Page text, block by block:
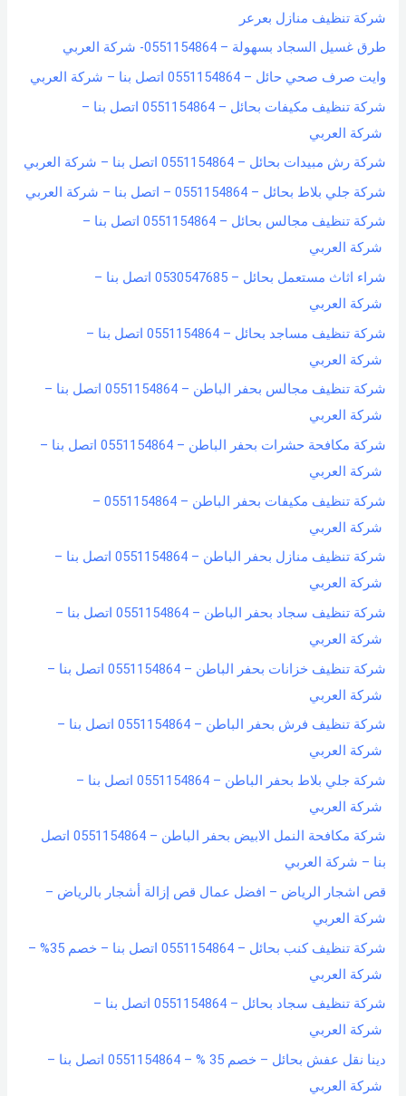
شركة تنظيف منازل بعرعر
طرق غسيل السجاد بسهولة – 0551154864- شركة العربي
وايت صرف صحي حائل – 0551154864 اتصل بنا – شركة العربي
شركة تنظيف مكيفات بحائل – 0551154864 اتصل بنا –
شركة العربي
شركة رش مبيدات بحائل – 0551154864 اتصل بنا – شركة العربي
شركة جلي بلاط بحائل – 0551154864 – اتصل بنا – شركة العربي
شركة تنظيف مجالس بحائل – 0551154864 اتصل بنا –
شركة العربي
شراء اثاث مستعمل بحائل – 0530547685 اتصل بنا –
شركة العربي
شركة تنظيف مساجد بحائل – 0551154864 اتصل بنا –
شركة العربي
شركة تنظيف مجالس بحفر الباطن – 0551154864 اتصل بنا –
شركة العربي
شركة مكافحة حشرات بحفر الباطن – 0551154864 اتصل بنا –
شركة العربي
شركة تنظيف مكيفات بحفر الباطن – 0551154864 –
شركة العربي
شركة تنظيف منازل بحفر الباطن – 0551154864 اتصل بنا –
شركة العربي
شركة تنظيف سجاد بحفر الباطن – 0551154864 اتصل بنا –
شركة العربي
شركة تنظيف خزانات بحفر الباطن – 0551154864 اتصل بنا –
شركة العربي
شركة تنظيف فرش بحفر الباطن – 0551154864 اتصل بنا –
شركة العربي
شركة جلي بلاط بحفر الباطن – 0551154864 اتصل بنا –
شركة العربي
شركة مكافحة النمل الابيض بحفر الباطن – 0551154864 اتصل
بنا – شركة العربي
قص اشجار الرياض – افضل عمال قص إزالة أشجار بالرياض –
شركة العربي
شركة تنظيف كنب بحائل – 0551154864 اتصل بنا – خصم 35% –
شركة العربي
شركة تنظيف سجاد بحائل – 0551154864 اتصل بنا –
شركة العربي
دينا نقل عفش بحائل – خصم 35 % – 0551154864 اتصل بنا –
شركة العربي